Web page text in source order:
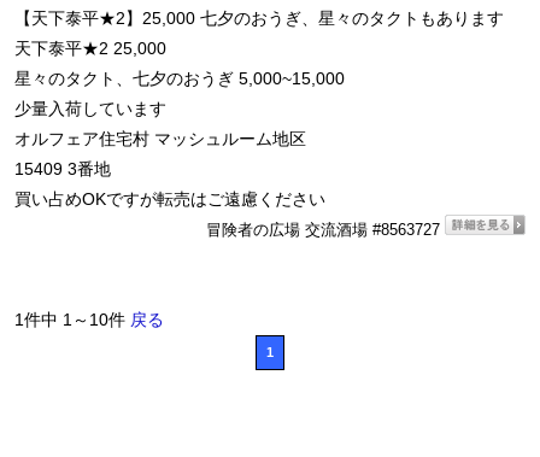
【天下泰平★2】25,000 七夕のおうぎ、星々のタクトもあります
天下泰平★2 25,000
星々のタクト、七夕のおうぎ 5,000~15,000
少量入荷しています
オルフェア住宅村 マッシュルーム地区
15409 3番地
買い占めOKですが転売はご遠慮ください
冒険者の広場 交流酒場 #8563727
1件中 1～10件 戻る
1